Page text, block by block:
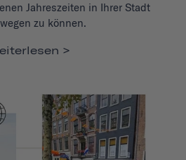
Jahreszeiten in Ihrer Stadt
zu können.